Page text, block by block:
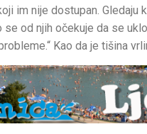
im nije dostupan.
se od njih očekuje da se
Kao da je tišina